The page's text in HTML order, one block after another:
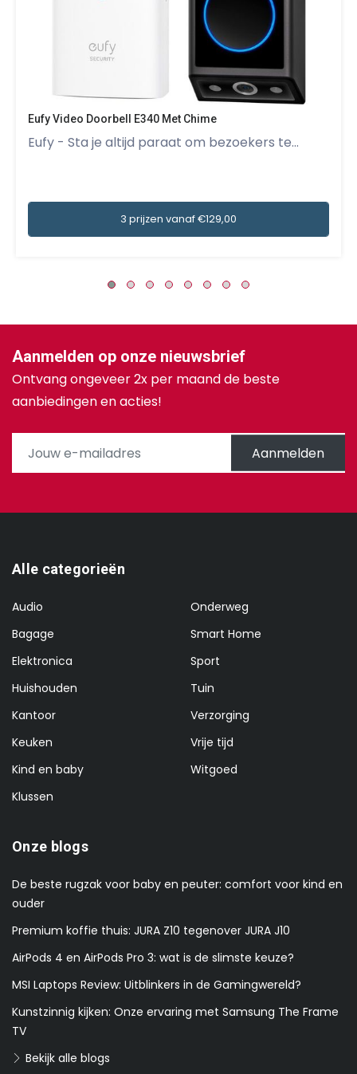
Eufy Video Doorbell E340 Met Chime
Eufy - Sta je altijd paraat om bezoekers te...
3 prijzen vanaf €129,00
Aanmelden op onze nieuwsbrief
Ontvang ongeveer 2x per maand de beste
aanbiedingen en acties!
Aanmelden
Alle categorieën
Audio
Bagage
Elektronica
Huishouden
Kantoor
Keuken
Kind en baby
Klussen
Onderweg
Smart Home
Sport
Tuin
Verzorging
Vrije tijd
Witgoed
Onze blogs
De beste rugzak voor baby en peuter: comfort voor kind en
ouder
Premium koffie thuis: JURA Z10 tegenover JURA J10
AirPods 4 en AirPods Pro 3: wat is de slimste keuze?
MSI Laptops Review: Uitblinkers in de Gamingwereld?
Kunstzinnig kijken: Onze ervaring met Samsung The Frame
TV
Bekijk alle blogs